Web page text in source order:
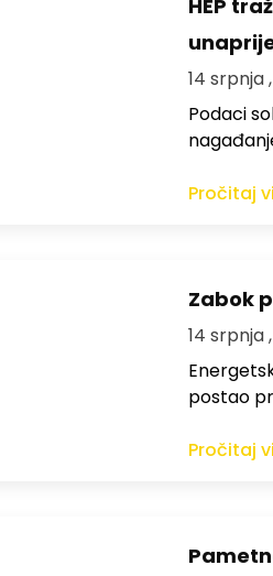
HEP
14 srpnja
Podaci
Pročitaj
Zabok
14 srpnja
postao
Pročitaj